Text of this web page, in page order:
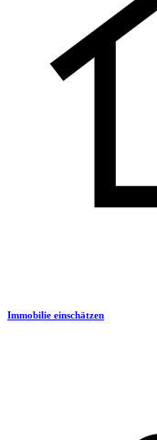
Immobilie einschätzen